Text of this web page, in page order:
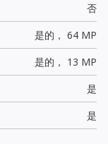
否
是的， 64 MP
是的， 13 MP
是
是